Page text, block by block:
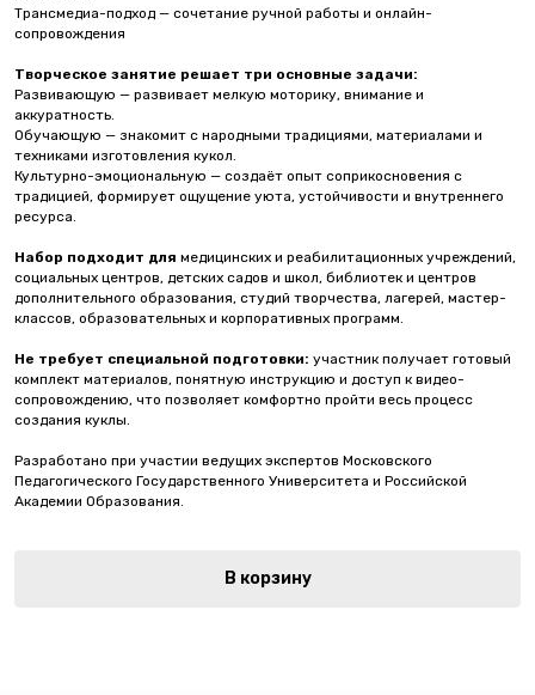
Трансмедиа-подход — сочетание ручной работы и онлайн-
сопровождения
Творческое занятие решает три основные задачи:
Развивающую — развивает мелкую моторику, внимание и
аккуратность.
Обучающую — знакомит с народными традициями, материалами и
техниками изготовления кукол.
Культурно-эмоциональную — создаёт опыт соприкосновения с
традицией, формирует ощущение уюта, устойчивости и внутреннего
ресурса.
Набор подходит для медицинских и реабилитационных учреждений,
социальных центров, детских садов и школ, библиотек и центров
дополнительного образования, студий творчества, лагерей, мастер-
классов, образовательных и корпоративных программ.
Не требует специальной подготовки: участник получает готовый
комплект материалов, понятную инструкцию и доступ к видео-
сопровождению, что позволяет комфортно пройти весь процесс
создания куклы.
Разработано при участии ведущих экспертов Московского
Педагогического Государственного Университета и Российской
Академии Образования.
В корзину